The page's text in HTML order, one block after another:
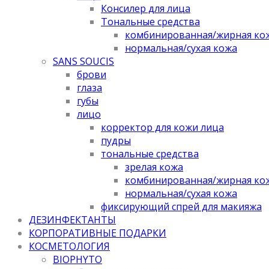
Консилер для лица
Тональные средства
комбинированная/жирная
нормальная/cухая кожа
SANS SOUCIS
брови
глаза
губы
лицо
корректор для кожи лица
пудры
тональные средства
зрелая кожа
комбинированная/жирная
нормальная/cухая кожа
фиксирующий спрей для макияжа
ДЕЗИНФЕКТАНТЫ
КОРПОРАТИВНЫЕ ПОДАРКИ
КОСМЕТОЛОГИЯ
BIOPHYTO